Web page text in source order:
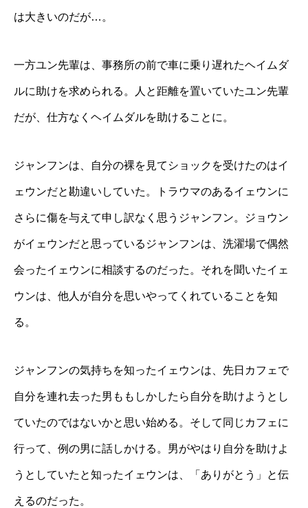
は大きいのだが…。
一方ユン先輩は、事務所の前で車に乗り遅れたヘイムダ
ルに助けを求められる。人と距離を置いていたユン先輩
だが、仕方なくヘイムダルを助けることに。
ジャンフンは、自分の裸を見てショックを受けたのはイ
ェウンだと勘違いしていた。トラウマのあるイェウンに
さらに傷を与えて申し訳なく思うジャンフン。ジョウン
がイェウンだと思っているジャンフンは、洗濯場で偶然
会ったイェウンに相談するのだった。それを聞いたイェ
ウンは、他人が自分を思いやってくれていることを知
る。
ジャンフンの気持ちを知ったイェウンは、先日カフェで
自分を連れ去った男ももしかしたら自分を助けようとし
ていたのではないかと思い始める。そして同じカフェに
行って、例の男に話しかける。男がやはり自分を助けよ
うとしていたと知ったイェウンは、「ありがとう」と伝
えるのだった。